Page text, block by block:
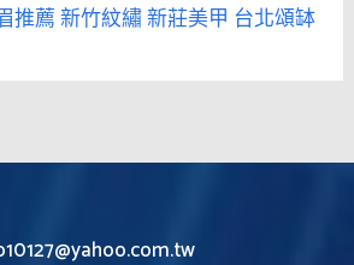
推薦新竹紋繡新莊美甲 台北頌缽